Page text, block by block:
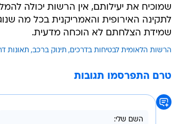
שמוכיח את יעילותם, אין הרשות יכולה
לתקינה האירופית והאמריקנית בכל מה
שמידת הצלחתם לא הוכחה מדעית.
הרשות הלאומית לבטיחות בדרכים תינוק ברכב תאונות
טרם התפרסמו תגובות